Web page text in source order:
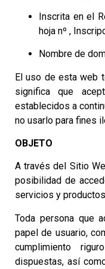
Inscrita en el
hoja nº ,
Nombre de
El uso de esta web
significa que
establecidos a
no usarlo para fines
OBJETO
A través del Sitio
posibilidad de
servicios y
Toda persona que
papel de usuario,
cumplimiento
dispuestas, así